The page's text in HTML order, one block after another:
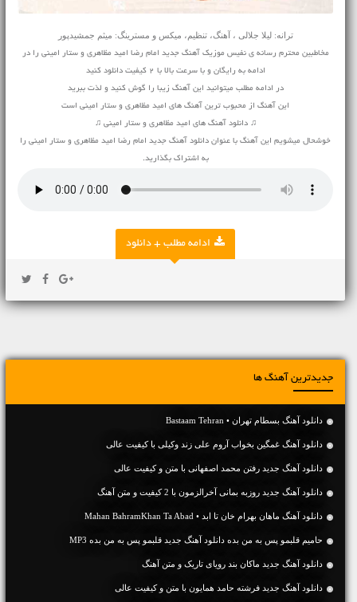
ترانه: لیلا جلالی ، آهنگ، تنظیم، میکس و مسترینگ: میثم جمشیدپور
مخاطبین محترم رسانه ی نفیس موزیک آهنگ جدید امام رضا امید مظاهری و ستار امینی را در
ادامه به رایگان و با سرعت بالا با 2 کیفیت دانلود کنید
در ادامه مطلب میتوانید این آهنگ زیبا را گوش کنید و لذت ببرید
این آهنگ از محبوب ترین آهنگ های امید مظاهری و ستار امینی است
♫ دانلود آهنگ های امید مظاهری و ستار امینی ♫
خوشحال میشویم این آهنگ با عنوان دانلود آهنگ جدید امام رضا امید مظاهری و ستار امینی را
به اشتراک بگذارید.
ادامه مطلب + دانلود
جدیدترین آهنگ ها
دانلود آهنگ بسطام تهران • Bastaam Tehran
دانلود آهنگ غمگین بخواب آروم علی زند وکیلی با کیفیت عالی
دانلود آهنگ جديد رفتن محمد اصفهانی با متن و کیفیت عالی
دانلود آهنگ جديد روزبه بمانی آخرالزمون با 2 کیفیت و متن آهنگ
دانلود آهنگ ماهان بهرام خان تا ابد • Mahan BahramKhan Ta Abad
حامیم قلبمو پس به من بده دانلود آهنگ جدید قلبمو پس به من بده MP3
دانلود آهنگ جديد ماکان بند رویای تاریک و متن آهنگ
دانلود آهنگ جديد فرشته حامد همایون با متن و کیفیت عالی